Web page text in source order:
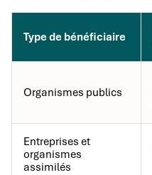
Type de bénéficiaire
Organismes publics
Entreprises et
organismes
assimilés